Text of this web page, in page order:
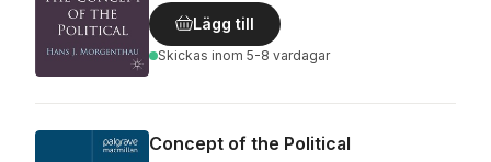
Lägg till
Skickas inom 5-8 vardagar
Concept of the Political